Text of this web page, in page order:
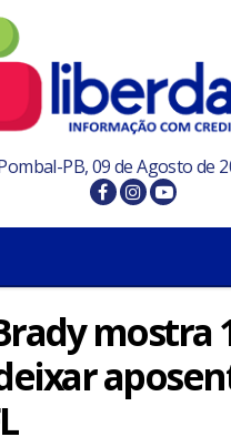
PB, 09 de Agosto de
mostra